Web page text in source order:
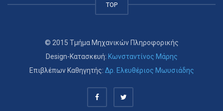
TOP
© 2015 Τμήμα Μηχανικών Πληροφορικής
Design-Κατασκευή: Κωνσταντίνος Μάρης
Επιβλέπων Καθηγητής: Δρ. Ελευθέριος Μωυσιάδης